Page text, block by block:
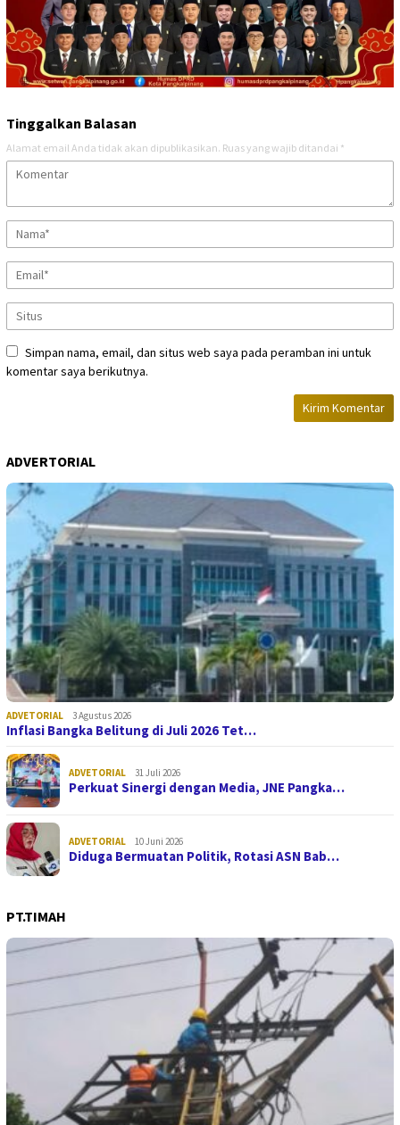
Tinggalkan Balasan
Alamat email Anda tidak akan dipublikasikan. Ruas yang wajib ditandai *
Simpan nama, email, dan situs web saya pada peramban ini untuk
komentar saya berikutnya.
ADVERTORIAL
ADVETORIAL 3 Agustus 2026
Inflasi Bangka Belitung di Juli 2026 Tet…
ADVETORIAL 31 Juli 2026
Perkuat Sinergi dengan Media, JNE Pangka…
ADVETORIAL 10 Juni 2026
Diduga Bermuatan Politik, Rotasi ASN Bab…
PT.TIMAH